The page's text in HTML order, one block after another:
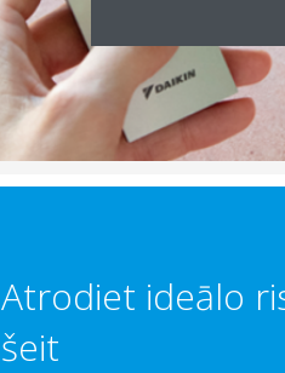
Atrodiet ideālo
šeit